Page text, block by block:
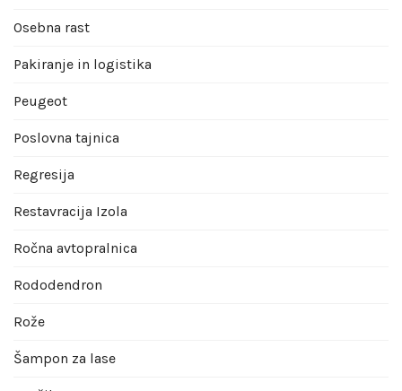
Osebna rast
Pakiranje in logistika
Peugeot
Poslovna tajnica
Regresija
Restavracija Izola
Ročna avtopralnica
Rododendron
Rože
Šampon za lase